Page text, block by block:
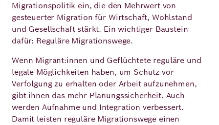
Karriere
Presse
Publikationen
Jahresbericht
Kontakt
Initiativen
und
Einrichtungen
Demokratie
Frieden
Klimawandel
Migration
Ukraine
Migrationspolitik ein, die den Mehrwert von
gesteuerter Migration für Wirtschaft, Wohlstand
und Gesellschaft stärkt. Ein wichtiger Baustein
dafür: Reguläre Migrationswege.
Wenn Migrant:innen und Geflüchtete reguläre und
legale Möglichkeiten haben, um Schutz vor
Verfolgung zu erhalten oder Arbeit aufzunehmen,
gibt ihnen das mehr Planungssicherheit. Auch
werden Aufnahme und Integration verbessert.
Damit leisten reguläre Migrationswege einen